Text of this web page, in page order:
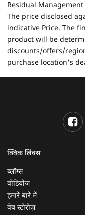
Residual Management
The price disclosed
indicative Price. The
product will be
discounts/offers/
purchase location's
क्विक लिंक्स
ब्लॉग्स
वीडियोज
हमारे बारे में
वेब स्टोरीज़